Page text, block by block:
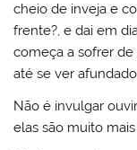
cheio de inveja e
frente?, e dai em
começa a sofrer
até se ver
Não é invulgar
elas são muito